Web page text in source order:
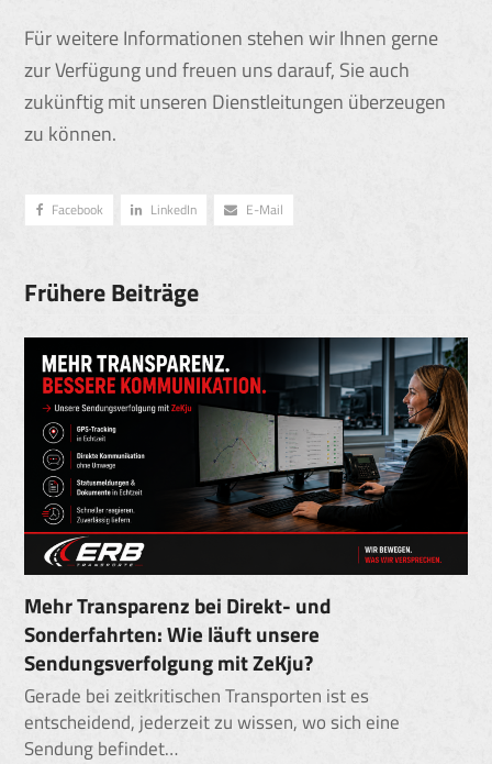
Für weitere Informationen stehen wir Ihnen gerne
zur Verfügung und freuen uns darauf, Sie auch
zukünftig mit unseren Dienstleitungen überzeugen
zu können.
Facebook LinkedIn E-Mail
Frühere Beiträge
Mehr Transparenz bei Direkt- und
Sonderfahrten: Wie läuft unsere
Sendungsverfolgung mit ZeKju?
Gerade bei zeitkritischen Transporten ist es
entscheidend, jederzeit zu wissen, wo sich eine
Sendung befindet…